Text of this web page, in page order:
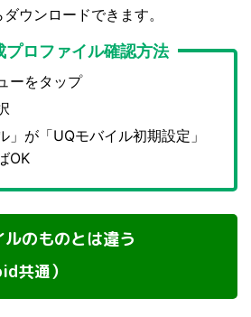
ウンロードできます。
ロファイル確認方法
ーをタップ
」が「UQモバイル初期設定」
OK
のものとは違う
共通）